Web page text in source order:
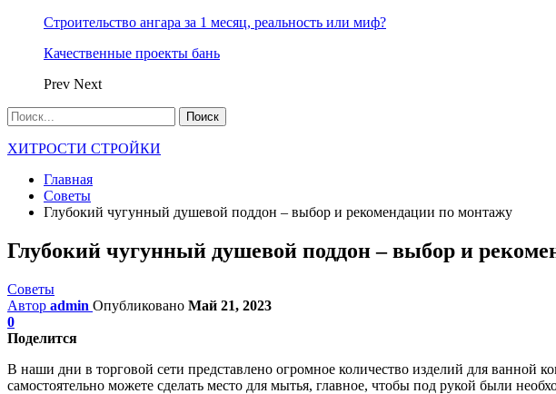
Строительство ангара за 1 месяц, реальность или миф?
Качественные проекты бань
Prev Next
ХИТРОСТИ СТРОЙКИ
Главная
Советы
Глубокий чугунный душевой поддон – выбор и рекомендации по монтажу
Глубокий чугунный душевой поддон – выбор и
Советы
Автор admin Опубликовано Май 21, 2023
0
Поделится
В наши дни в торговой сети представлено огромное количество изделий для
самостоятельно можете сделать место для мытья, главное, чтобы под рукой были